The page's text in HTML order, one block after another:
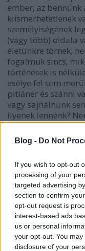
Blog - Do Not
If you wish to opt-out
processing of your
targeted advertising
section to confirm
opt-out request is
interest-based ads
us or personal
your opt-out. You
disclosure of your
ember, az bennünk
kiismerhetetlenek
személyiségének
(vagy több) oldala
életünkre törnek,
fogalmuk sincs,
történések is
esélye fel sem
pitiáner és szánni
vagy sajnálnunk
ilyenek lennénk?
sértésnek.